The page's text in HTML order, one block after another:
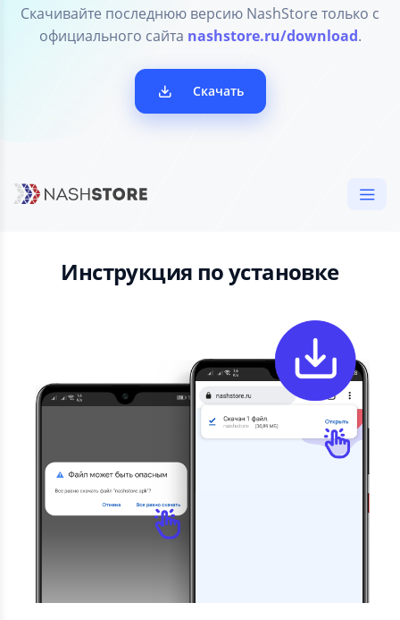
Скачивайте последнюю версию NashStore только с
официального сайта nashstore.ru/download.
Скачать
Инструкция по установке